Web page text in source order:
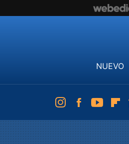
NUEVO
InstagramFacebook